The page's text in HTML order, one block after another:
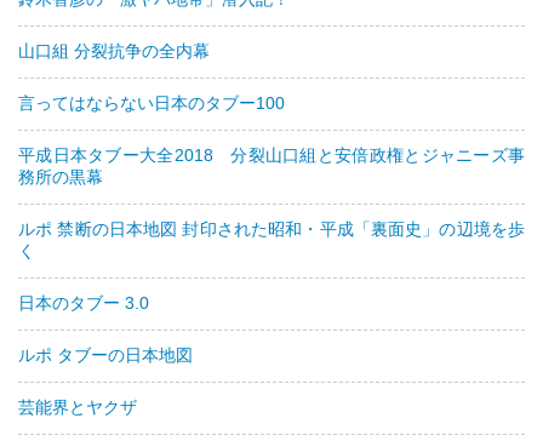
山口組 分裂抗争の全内幕
言ってはならない日本のタブー100
平成日本タブー大全2018 分裂山口組と安倍政権とジャニーズ事
務所の黒幕
ルポ 禁断の日本地図 封印された昭和・平成「裏面史」の辺境を歩
く
日本のタブー 3.0
ルポ タブーの日本地図
芸能界とヤクザ